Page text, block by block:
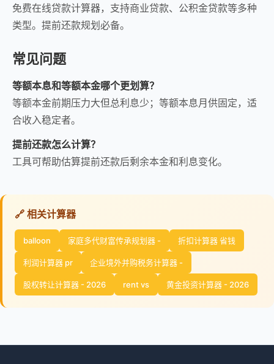
免费在线贷款计算器，支持商业贷款、公积金贷款等多种
类型。提前还款规划必备。
常见问题
等额本息和等额本金哪个更划算？
等额本金前期压力大但总利息少；等额本息月供固定，适
合收入稳定者。
提前还款怎么计算？
工具可帮助估算提前还款后剩余本金和利息变化。
🔗 相关计算器
balloon 家庭多代财富传承规划器 - 折扣计算器 省钱
利润计算器 pr 企业境外并购税务计算器 -
股权转让计算器 - 2026 rent vs 黄金投资计算器 - 2026